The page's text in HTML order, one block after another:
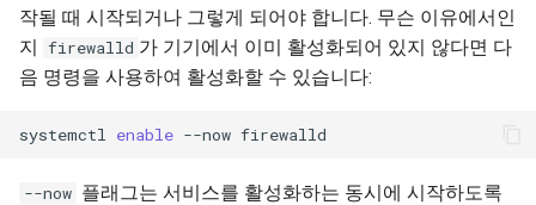
작될 때 시작되거나 그렇게 되어야 합니다. 무슨 이유에서인
지 firewalld 가 기기에서 이미 활성화되어 있지 않다면 다
음 명령을 사용하여 활성화할 수 있습니다:
systemctl enable --now
--now 플래그는 서비스를 활성화하는 동시에 시작하도록